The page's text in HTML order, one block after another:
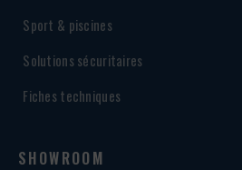
Sport & piscines
Solutions sécuritaires
Fiches techniques
SHOWROOM